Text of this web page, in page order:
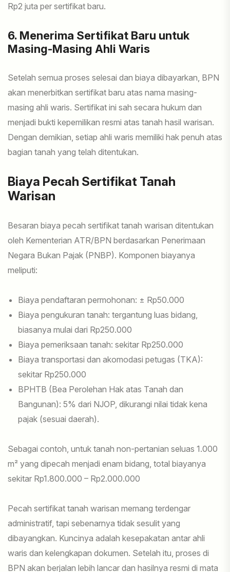
Rp2 juta per sertifikat baru.
6. Menerima Sertifikat Baru untuk
Masing-Masing Ahli Waris
Setelah semua proses selesai dan biaya dibayarkan, BPN
akan menerbitkan sertifikat baru atas nama masing-
masing ahli waris. Sertifikat ini sah secara hukum dan
menjadi bukti kepemilikan resmi atas tanah hasil warisan.
Dengan demikian, setiap ahli waris memiliki hak penuh atas
bagian tanah yang telah ditentukan.
Biaya Pecah Sertifikat Tanah
Warisan
Besaran biaya pecah sertifikat tanah warisan ditentukan
oleh Kementerian ATR/BPN berdasarkan Penerimaan
Negara Bukan Pajak (PNBP). Komponen biayanya
meliputi:
Biaya pendaftaran permohonan: ± Rp50.000
Biaya pengukuran tanah: tergantung luas bidang,
biasanya mulai dari Rp250.000
Biaya pemeriksaan tanah: sekitar Rp250.000
Biaya transportasi dan akomodasi petugas (TKA):
sekitar Rp250.000
BPHTB (Bea Perolehan Hak atas Tanah dan
Bangunan): 5% dari NJOP, dikurangi nilai tidak kena
pajak (sesuai daerah).
Sebagai contoh, untuk tanah non-pertanian seluas 1.000
m² yang dipecah menjadi enam bidang, total biayanya
sekitar Rp1.800.000 – Rp2.000.000
Pecah sertifikat tanah warisan memang terdengar
administratif, tapi sebenarnya tidak sesulit yang
dibayangkan. Kuncinya adalah kesepakatan antar ahli
waris dan kelengkapan dokumen. Setelah itu, proses di
BPN akan berjalan lebih lancar dan hasilnya resmi di mata